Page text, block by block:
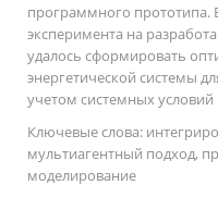
программного прототипа.
эксперимента на
удалось сформировать
энергетической системы
учетом системных
Ключевые слова:
мультиагентный подход,
моделирование